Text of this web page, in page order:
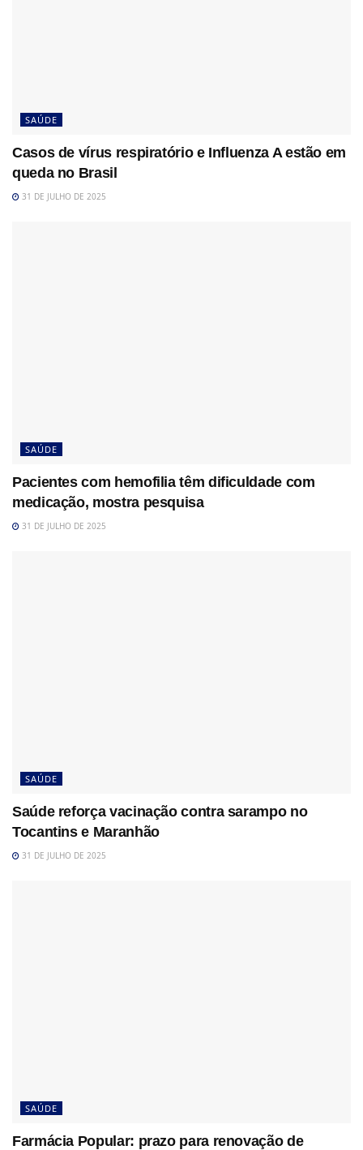
SAÚDE
Casos de vírus respiratório e Influenza A estão em
queda no Brasil
31 DE JULHO DE 2025
SAÚDE
Pacientes com hemofilia têm dificuldade com
medicação, mostra pesquisa
31 DE JULHO DE 2025
SAÚDE
Saúde reforça vacinação contra sarampo no
Tocantins e Maranhão
31 DE JULHO DE 2025
SAÚDE
Farmácia Popular: prazo para renovação de